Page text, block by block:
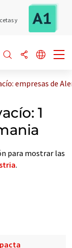
y
empresas de
1
para mostrar las
.